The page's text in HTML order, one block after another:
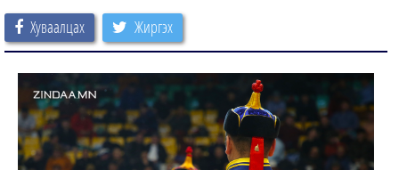
Хуваалцах Жиргэх